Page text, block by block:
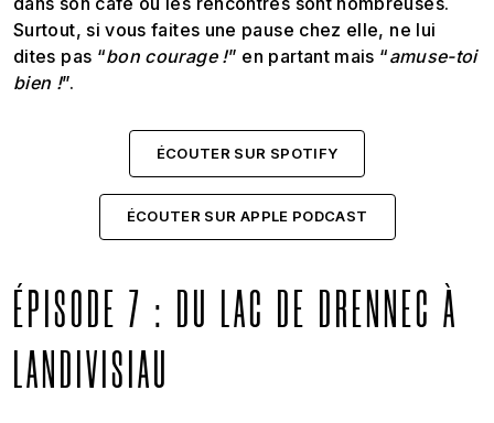
Surtout, si vous faites une pause chez elle, ne lui
dites pas “bon courage !” en partant mais “amuse-toi
bien !”.
ÉCOUTER SUR SPOTIFY
ÉCOUTER SUR APPLE PODCAST
ÉPISODE 7 : DU LAC DE DRENNEC À
LANDIVISIAU